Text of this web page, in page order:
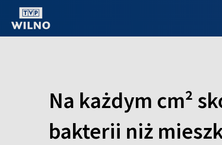
Na każdym cm²
bakterii niż